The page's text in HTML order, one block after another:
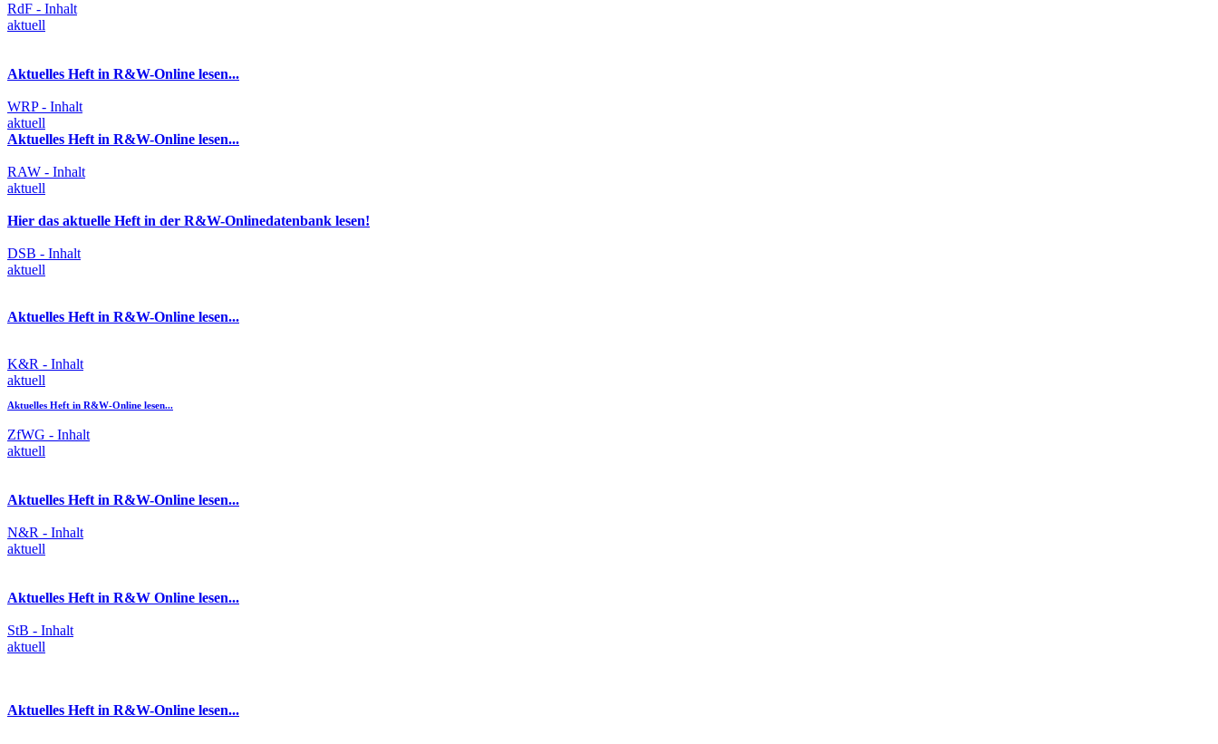
RdF - Inhalt
aktuell
Aktuelles Heft in R&W-Online lesen...
WRP - Inhalt
aktuell
Aktuelles Heft in R&W-Online lesen...
RAW - Inhalt
aktuell
Hier das aktuelle Heft in der R&W-Onlinedatenbank lesen!
DSB - Inhalt
aktuell
Aktuelles Heft in R&W-Online lesen...
K&R - Inhalt
aktuell
Aktuelles Heft in R&W-Online lesen...
ZfWG - Inhalt
aktuell
Aktuelles Heft in R&W-Online lesen...
N&R - Inhalt
aktuell
Aktuelles Heft in R&W Online lesen...
StB - Inhalt
aktuell
Aktuelles Heft in R&W-Online lesen...